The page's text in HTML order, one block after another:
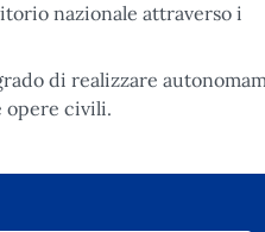
nazionale attraverso i
di realizzare
opere civili.